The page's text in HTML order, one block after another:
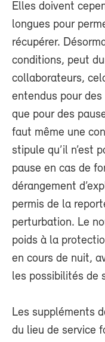
Elles doivent
longues pour
récupérer.
conditions, peut
collaborateurs,
entendus pour
que pour des
faut même une
stipule qu’il n’est
pause en cas de
dérangement
permis de la
perturbation. Le
poids à la
en cours de nuit,
les possibilités de
Les suppléments
du lieu de service